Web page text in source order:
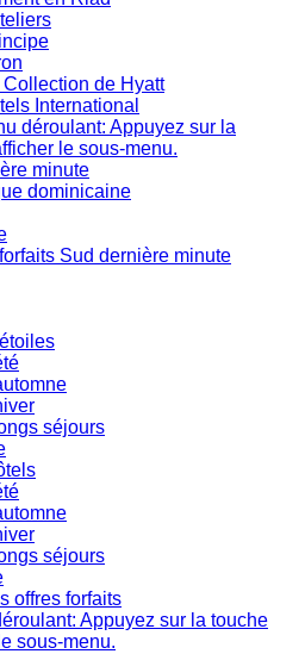
Collection de Hyatt
International
déroulant: Appuyez sur la
le sous-menu.
minute
dominicaine
Sud dernière minute
séjours
séjours
offres forfaits
Appuyez sur la touche
sous-menu.